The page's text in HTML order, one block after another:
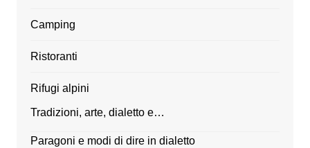
Camping
Ristoranti
Rifugi alpini
Tradizioni, arte, dialetto e…
Paragoni e modi di dire in dialetto